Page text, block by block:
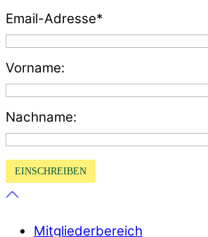
Email-Adresse*
Vorname:
Nachname:
Mitgliederbereich